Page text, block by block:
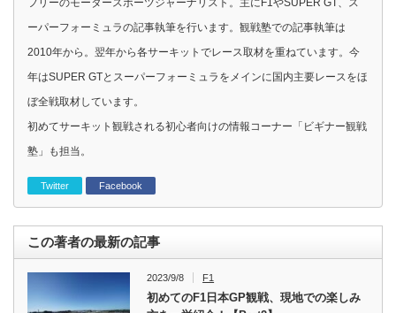
フリーのモータースポーツジャーナリスト。主にF1やSUPER GT、ス
ーパーフォーミュラの記事執筆を行います。観戦塾での記事執筆は
2010年から。翌年から各サーキットでレース取材を重ねています。今
年はSUPER GTとスーパーフォーミュラをメインに国内主要レースをほ
ぼ全戦取材しています。
初めてサーキット観戦される初心者向けの情報コーナー「ビギナー観戦
塾」も担当。
Twitter Facebook
この著者の最新の記事
2023/9/8 F1
初めてのF1日本GP観戦、現地での楽しみ